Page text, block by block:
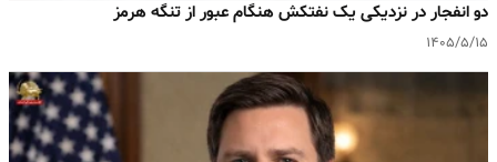
دو انفجار در نزدیکی یک نفتکش هنگام عبور از تنگه هرمز
۱۴۰۵/۵/۱۵